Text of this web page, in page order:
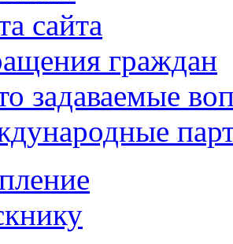
сайта
граждан
задаваемые